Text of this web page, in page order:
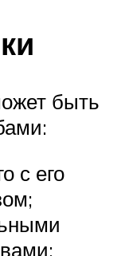
быть
с его